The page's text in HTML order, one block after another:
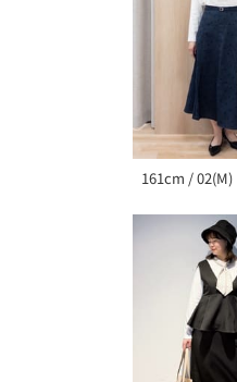
161cm / 02(M)